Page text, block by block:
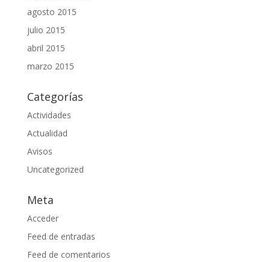
agosto 2015
julio 2015
abril 2015
marzo 2015
Categorías
Actividades
Actualidad
Avisos
Uncategorized
Meta
Acceder
Feed de entradas
Feed de comentarios